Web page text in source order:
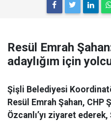
Resül Emrah
adaylığım için
Şişli Belediyesi
Resül Emrah Şahan, CHP
Özcanlı’yı ziyaret